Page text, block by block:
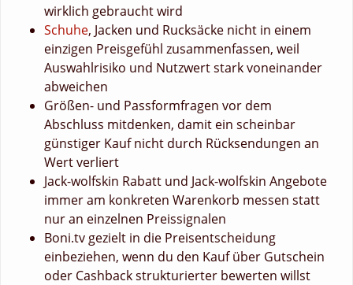
wirklich gebraucht wird
Schuhe, Jacken und Rucksäcke nicht in einem
einzigen Preisgefühl zusammenfassen, weil
Auswahlrisiko und Nutzwert stark voneinander
abweichen
Größen- und Passformfragen vor dem
Abschluss mitdenken, damit ein scheinbar
günstiger Kauf nicht durch Rücksendungen an
Wert verliert
Jack-wolfskin Rabatt und Jack-wolfskin Angebote
immer am konkreten Warenkorb messen statt
nur an einzelnen Preissignalen
Boni.tv gezielt in die Preisentscheidung
einbeziehen, wenn du den Kauf über Gutschein
oder Cashback strukturierter bewerten willst